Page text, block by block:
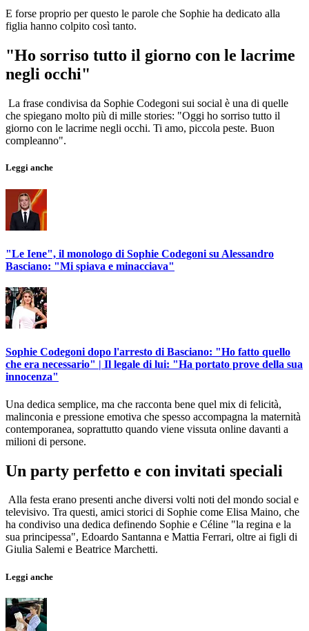
E forse proprio per questo le parole che Sophie ha dedicato alla
figlia hanno colpito così tanto.
"Ho sorriso tutto il giorno con le lacrime
negli occhi"
La frase condivisa da Sophie Codegoni sui social è una di quelle
che spiegano molto più di mille stories: "Oggi ho sorriso tutto il
giorno con le lacrime negli occhi. Ti amo, piccola peste. Buon
compleanno".
Leggi anche
"Le Iene", il monologo di Sophie Codegoni su Alessandro
Basciano: "Mi spiava e minacciava"
Sophie Codegoni dopo l'arresto di Basciano: "Ho fatto quello
che era necessario" | Il legale di lui: "Ha portato prove della sua
innocenza"
Una dedica semplice, ma che racconta bene quel mix di felicità,
malinconia e pressione emotiva che spesso accompagna la maternità
contemporanea, soprattutto quando viene vissuta online davanti a
milioni di persone.
Un party perfetto e con invitati speciali
Alla festa erano presenti anche diversi volti noti del mondo social e
televisivo. Tra questi, amici storici di Sophie come Elisa Maino, che
ha condiviso una dedica definendo Sophie e Céline "la regina e la
sua principessa", Edoardo Santanna e Mattia Ferrari, oltre ai figli di
Giulia Salemi e Beatrice Marchetti.
Leggi anche